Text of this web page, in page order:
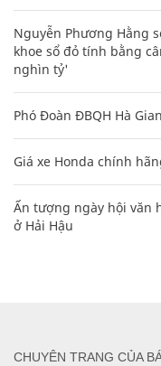
Nguyễn Phương Hằng
khoe sổ đỏ tính bằng
nghìn tỷ'
Phó Đoàn ĐBQH Hà
Giá xe Honda chính
Ấn tượng ngày hội văn
ở Hải Hậu
CHUYÊN TRANG CỦA